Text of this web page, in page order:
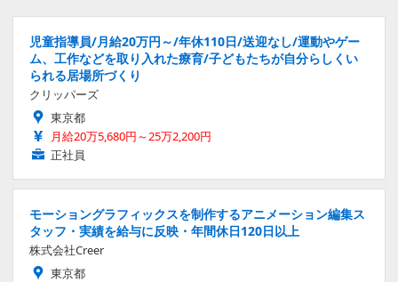
児童指導員/月給20万円～/年休110日/送迎なし/運動やゲー
ム、工作などを取り入れた療育/子どもたちが自分らしくい
られる居場所づくり
クリッパーズ
東京都
月給20万5,680円～25万2,200円
正社員
モーショングラフィックスを制作するアニメーション編集ス
タッフ・実績を給与に反映・年間休日120日以上
株式会社Creer
東京都